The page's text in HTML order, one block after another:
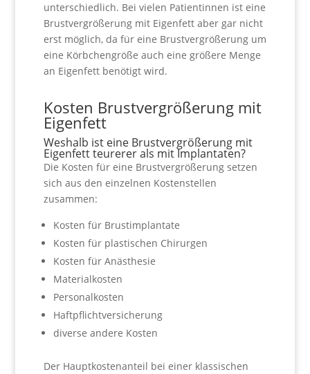
unterschiedlich. Bei vielen Patientinnen ist eine
Brustvergrößerung mit Eigenfett aber gar nicht
erst möglich, da für eine Brustvergrößerung um
eine Körbchengröße auch eine größere Menge
an Eigenfett benötigt wird.
Kosten Brustvergrößerung mit
Eigenfett
Weshalb ist eine Brustvergrößerung mit
Eigenfett teurerer als mit Implantaten?
Die Kosten für eine Brustvergrößerung setzen
sich aus den einzelnen Kostenstellen
zusammen:
Kosten für Brustimplantate
Kosten für plastischen Chirurgen
Kosten für Anästhesie
Materialkosten
Personalkosten
Haftpflichtversicherung
diverse andere Kosten
Der Hauptkostenanteil bei einer klassischen